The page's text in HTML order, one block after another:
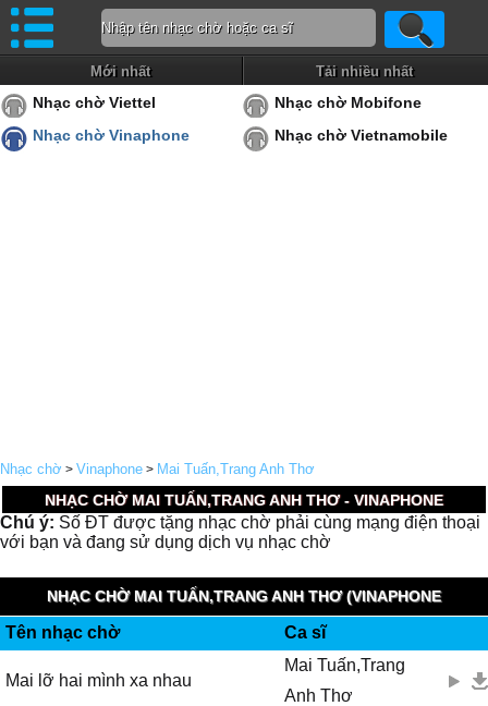
Mới nhất Tải nhiều nhất
Nhạc chờ Viettel
Nhạc chờ Mobifone
Nhạc chờ Vinaphone
Nhạc chờ Vietnamobile
Nhạc chờ > Vinaphone > Mai Tuấn,Trang Anh Thơ
NHẠC CHỜ MAI TUẤN,TRANG ANH THƠ - VINAPHONE
Chú ý: Số ĐT được tặng nhạc chờ phải cùng mạng điện thoại
với bạn và đang sử dụng dịch vụ nhạc chờ
NHẠC CHỜ MAI TUẤN,TRANG ANH THƠ (VINAPHONE
RINGTUNES)
Tên nhạc chờ Ca sĩ
Mai lỡ hai mình xa nhau
Mai Tuấn,Trang
Anh Thơ